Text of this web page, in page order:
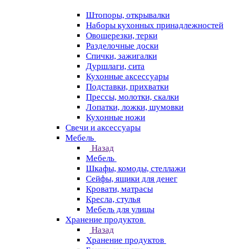
Штопоры, открывалки
Наборы кухонных принадлежностей
Овощерезки, терки
Разделочные доски
Спички, зажигалки
Дуршлаги, сита
Кухонные аксессуары
Подставки, прихватки
Прессы, молотки, скалки
Лопатки, ложки, шумовки
Кухонные ножи
Свечи и аксессуары
Мебель
Назад
Мебель
Шкафы, комоды, стеллажи
Сейфы, ящики для денег
Кровати, матрасы
Кресла, стулья
Мебель для улицы
Хранение продуктов
Назад
Хранение продуктов